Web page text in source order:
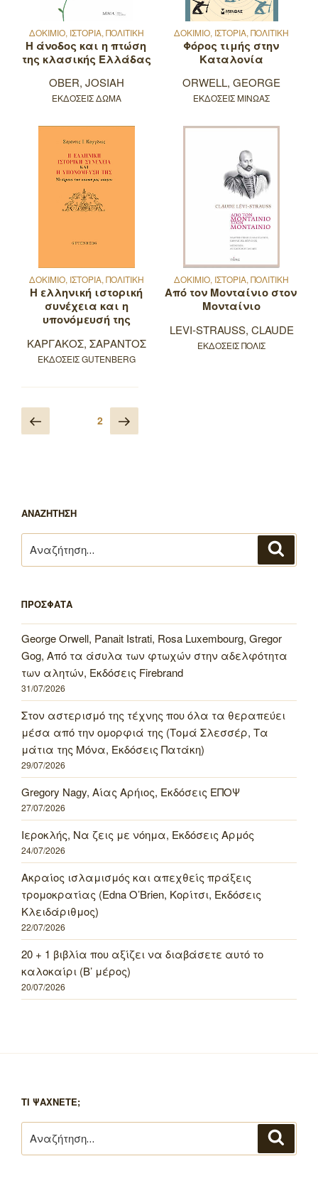
ΔΟΚΙΜΙΟ, ΙΣΤΟΡΙΑ, ΠΟΛΙΤΙΚΗ
Η άνοδος και η πτώση
της κλασικής Ελλάδας
OBER, JOSIAH
ΕΚΔΟΣΕΙΣ ΔΩΜΑ
ΔΟΚΙΜΙΟ, ΙΣΤΟΡΙΑ, ΠΟΛΙΤΙΚΗ
Φόρος τιμής στην
Καταλονία
ORWELL, GEORGE
ΕΚΔΟΣΕΙΣ ΜΙΝΩΑΣ
ΔΟΚΙΜΙΟ, ΙΣΤΟΡΙΑ, ΠΟΛΙΤΙΚΗ
Η ελληνική ιστορική
συνέχεια και η
υπονόμευσή της
ΚΑΡΓΑΚΟΣ, ΣΑΡΑΝΤΟΣ
ΕΚΔΟΣΕΙΣ GUTENBERG
ΔΟΚΙΜΙΟ, ΙΣΤΟΡΙΑ, ΠΟΛΙΤΙΚΗ
Από τον Μονταίνιο στον
Μονταίνιο
LEVI-STRAUSS, CLAUDE
ΕΚΔΟΣΕΙΣ ΠΟΛΙΣ
Πλοήγηση
άρθρων
Προηγούμενη
σελίδα
Σελίδα2 Επόμενη
σελίδα
ΑΝΑΖΗΤΗΣΗ
για:
ΠΡΟΣΦΑΤΑ
George Orwell, Panait Istrati, Rosa Luxembourg, Gregor
Gog, Από τα άσυλα των φτωχών στην αδελφότητα
των αλητών, Εκδόσεις Firebrand
31/07/2026
Στον αστερισμό της τέχνης που όλα τα θεραπεύει
μέσα από την ομορφιά της (Τομά Σλεσσέρ, Τα
μάτια της Μόνα, Εκδόσεις Πατάκη)
29/07/2026
Gregory Nagy, Αίας Αρήιος, Εκδόσεις ΕΠΟΨ
27/07/2026
Ιεροκλής, Να ζεις με νόημα, Εκδόσεις Αρμός
24/07/2026
Ακραίος ισλαμισμός και απεχθείς πράξεις
τρομοκρατίας (Edna O’Brien, Κορίτσι, Εκδόσεις
Κλειδάριθμος)
22/07/2026
20 + 1 βιβλία που αξίζει να διαβάσετε αυτό το
καλοκαίρι (Β’ μέρος)
20/07/2026
ΤΙ ΨΑΧΝΕΤΕ;
για: